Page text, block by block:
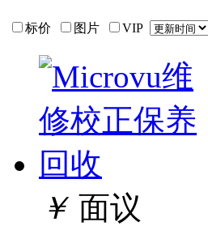
标价 图片 VIP
￥ 面议